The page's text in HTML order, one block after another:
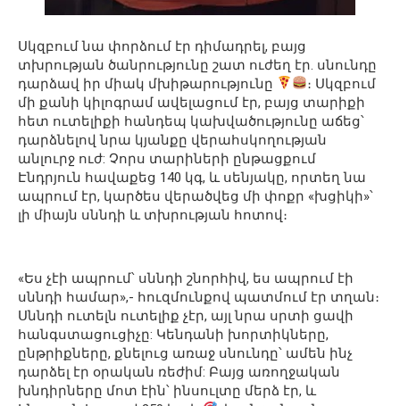
Սկզբում նա փորձում էր դիմադրել, բայց
տխրության ծանրությունը շատ ուժեղ էր. սնունդը
դարձավ իր միակ մխիթարությունը
։ Սկզբում
մի քանի կիլոգրամ ավելացում էր, բայց տարիքի
հետ ուտելիքի հանդեպ կախվածությունը աճեց՝
դարձնելով նրա կյանքը վերահսկողության
անլուրջ ուժ: Չորս տարիների ընթացքում
Էնդրյուն հավաքեց 140 կգ, և սենյակը, որտեղ նա
ապրում էր, կարծես վերածվեց մի փոքր «խցիկի»՝
լի միայն սննդի և տխրության հոտով։
«Ես չէի ապրում՝ սննդի շնորհիվ, ես ապրում էի
սննդի համար»,- հուզմունքով պատմում էր տղան։
Սննդի ուտելն ուտելիք չէր, այլ նրա սրտի ցավի
հանգստացուցիչը: Կենդանի խորտիկները,
ընթրիքները, քնելուց առաջ սնունդը՝ ամեն ինչ
դարձել էր օրական ռեժիմ: Բայց առողջական
խնդիրները մոտ էին՝ ինսուլտը մերձ էր, և